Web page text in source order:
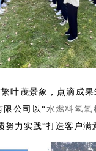
叶茂景象，点滴成果
限公司以“水燃料氢氧
努力实践“打造客户满